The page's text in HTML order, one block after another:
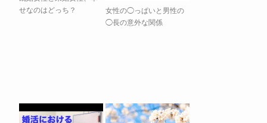
せなのはどっち？
女性の◯っぱいと男性の
◯長の意外な関係